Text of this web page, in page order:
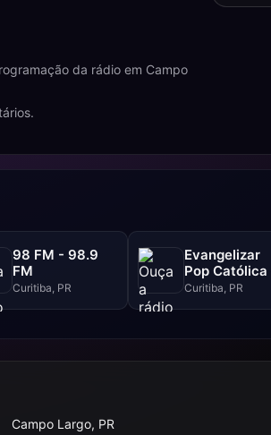
da rádio em Campo
98 FM - 98.9
FM
Curitiba, PR
Evangelizar
Pop Católica
99.5 FM
Curitiba, PR
Campo Largo, PR